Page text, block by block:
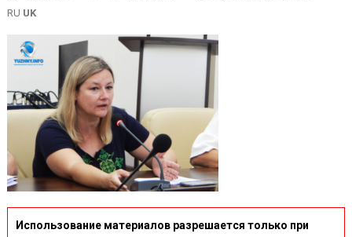
RU UK
Использование материалов разрешается только при